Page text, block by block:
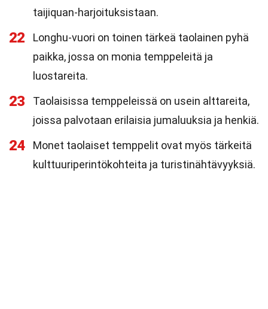
taijiquan-harjoituksistaan.
22
Longhu-vuori on toinen tärkeä taolainen pyhä
paikka, jossa on monia temppeleitä ja
luostareita.
23
Taolaisissa temppeleissä on usein alttareita,
joissa palvotaan erilaisia jumaluuksia ja henkiä.
24
Monet taolaiset temppelit ovat myös tärkeitä
kulttuuriperintökohteita ja turistinähtävyyksiä.